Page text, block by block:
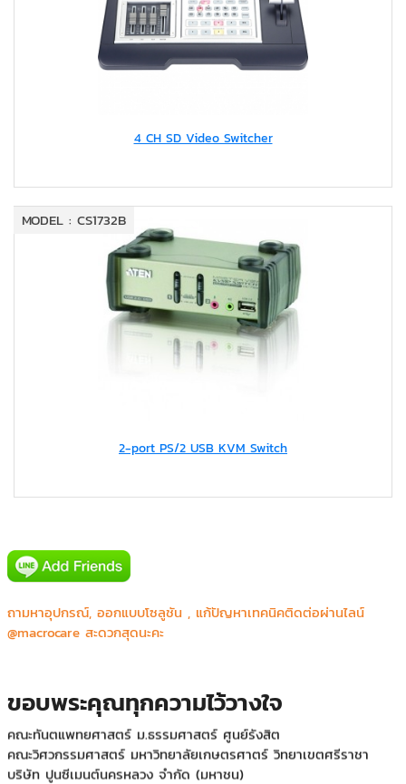
4 CH SD Video Switcher
MODEL : CS1732B
2-port PS/2 USB KVM Switch
ถามหาอุปกรณ์, ออกแบบโซลูชัน , แก้ปัญหาเทคนิคติดต่อผ่านไลน์
@macrocare สะดวกสุดนะคะ
ขอบพระคุณทุกความไว้วางใจ
AIS(Digital Signage Intouch Tower)
Mercure&IBIS Bangkok Siam
Phyathai 2 Hospital (BJH)
กองสื่อสาร หน่วยบัญชาการทหารพัฒนา
คณะทันตแพทยศาสตร์ ม.ธรรมศาสตร์ ศูนย์รังสิต
คณะวิศวกรรมศาสตร์ มหาวิทยาลัยเกษตรศาตร์ วิทยาเขตศรีราชา
บริษัท ปูนซีเมนต์นครหลวง จำกัด (มหาชน)
บริษัท พลังงานเพื่อสิ่งแวดล้อม จำกัด